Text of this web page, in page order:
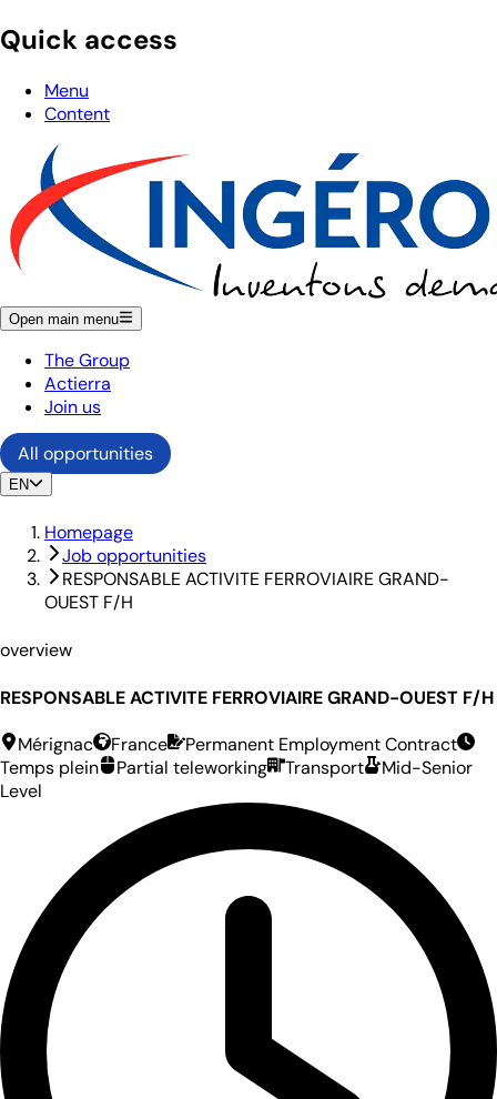
Quick access
Menu
Content
Open main menu
The Group
Actierra
Join us
All opportunities
EN
Homepage
Job opportunities
RESPONSABLE ACTIVITE FERROVIAIRE GRAND-
OUEST F/H
overview
RESPONSABLE ACTIVITE FERROVIAIRE GRAND-OUEST F/H
Mérignac France
Permanent Employment Contract
Temps plein
Partial teleworking Transport
Mid-Senior
Level